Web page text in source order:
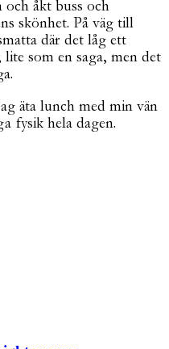
och åkt buss och
skönhet. På väg till
där det låg ett
som en saga, men det
äta lunch med min vän
fysik hela dagen.